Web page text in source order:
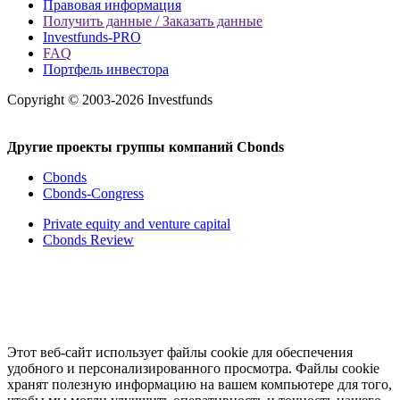
Правовая информация
Получить данные / Заказать данные
Investfunds-PRO
FAQ
Портфель инвестора
Copyright © 2003-2026 Investfunds
Другие проекты группы компаний Cbonds
Cbonds
Cbonds-Congress
Private equity and venture capital
Cbonds Review
Этот веб-сайт использует файлы cookie для обеспечения
удобного и персонализированного просмотра. Файлы cookie
хранят полезную информацию на вашем компьютере для того,